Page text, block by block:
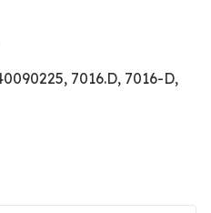
7016.D, 7016-D,